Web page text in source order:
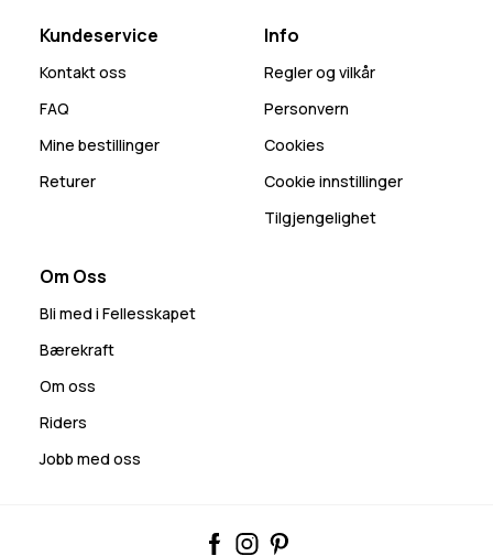
Kundeservice
Kontakt oss
FAQ
Mine bestillinger
Returer
Info
Regler og vilkår
Personvern
Cookies
Cookie innstillinger
Tilgjengelighet
Om Oss
Bli med i Fellesskapet
Bærekraft
Om oss
Riders
Jobb med oss